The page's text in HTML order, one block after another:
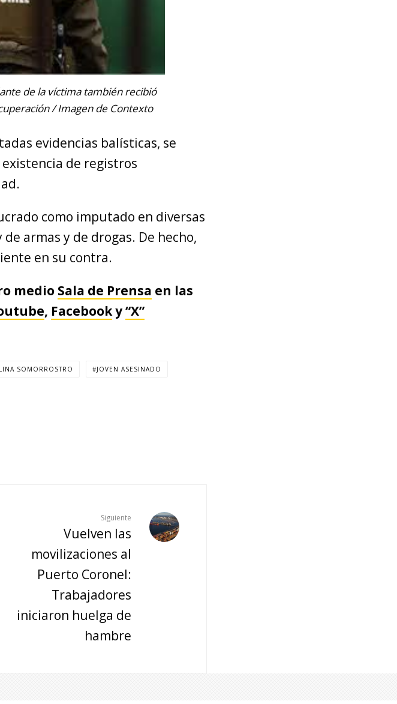
de la víctima también recibió
/ Imagen de Contexto
evidencias balísticas, se
de registros
como imputado en diversas
armas y de drogas. De hecho,
en su contra.
medio Sala de Prensa en las
, Facebooky“X”
SOMORROSTRO JOVEN ASESINADO
Siguiente
Vuelven las
movilizaciones al
Puerto Coronel:
Trabajadores
iniciaron huelga de
hambre